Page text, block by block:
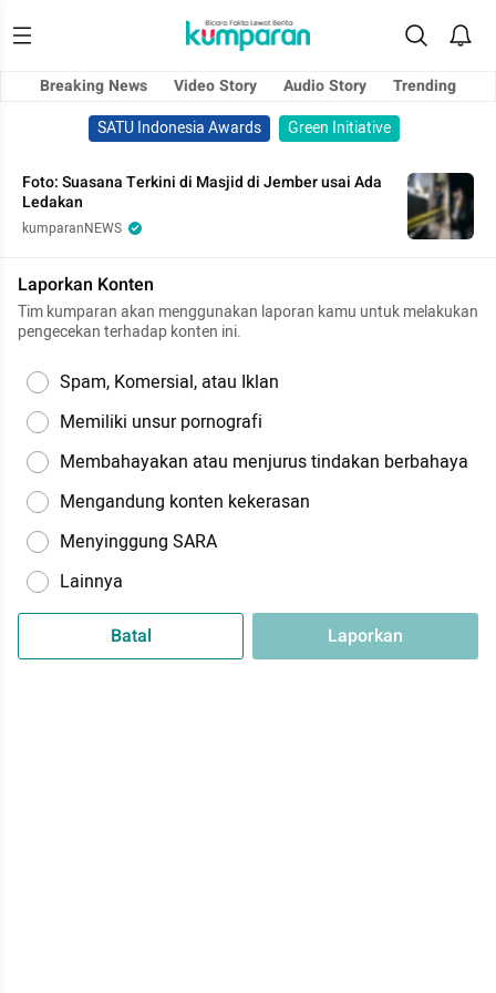
Breaking News Video Story Audio Story
Trending
SATU Indonesia Awards
Green Initiative
Foto: Suasana Terkini di Masjid di Jember usai Ada
Ledakan
kumparanNEWS
Laporkan Konten
Tim kumparan akan menggunakan laporan kamu untuk melakukan
pengecekan terhadap konten ini.
Spam, Komersial, atau Iklan
Memiliki unsur pornografi
Membahayakan atau menjurus tindakan berbahaya
Mengandung konten kekerasan
Menyinggung SARA
Lainnya
Batal Laporkan